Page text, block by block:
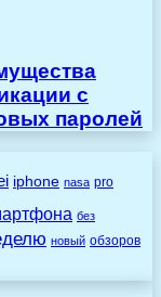
с
паролей
iphone nasa pro
без
новый обзоров